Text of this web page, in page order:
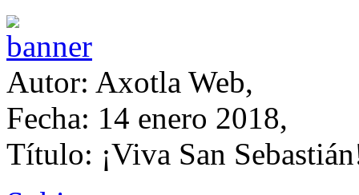
Autor: Axotla Web,
Fecha: 14 enero 2018,
Título: ¡Viva San